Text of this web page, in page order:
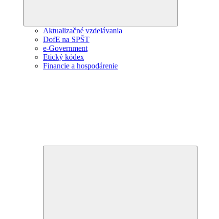
Aktualizačné vzdelávania
DofE na SPŠT
e-Government
Etický kódex
Financie a hospodárenie